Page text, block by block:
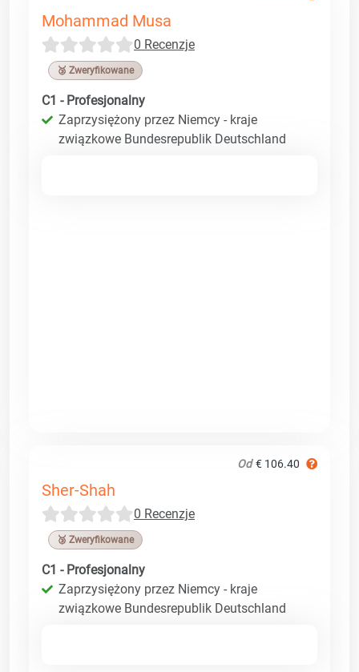
Mohammad Musa
0 Recenzje
🥉 Zweryfikowane
C1 - Profesjonalny
Zaprzysiężony przez Niemcy - kraje
związkowe Bundesrepublik Deutschland
Od € 106.40
Sher-Shah
0 Recenzje
🥉 Zweryfikowane
C1 - Profesjonalny
Zaprzysiężony przez Niemcy - kraje
związkowe Bundesrepublik Deutschland